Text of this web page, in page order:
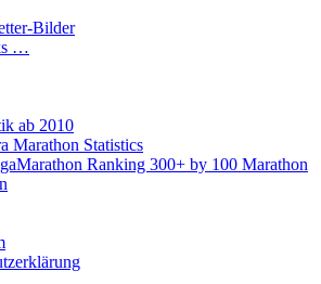
Bilder
…
ab 2010
Marathon Statistics
Ranking 300+ by 100 Marathon